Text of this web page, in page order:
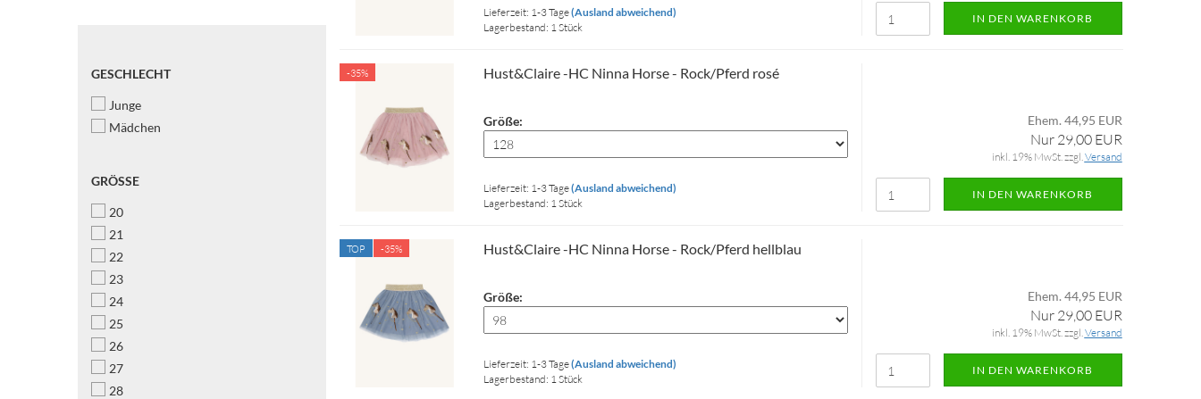
Lieferzeit: 1-3 Tage(Ausland abweichend)
Lagerbestand: 1 Stück
IN DEN WARENKORB
-35% Hust&Claire -HC Ninna Horse - Rock/Pferd rosé
Größe:
Lieferzeit: 1-3 Tage(Ausland abweichend)
Lagerbestand: 1 Stück
Ehem. 44,95 EUR
Nur 29,00 EUR
inkl. 19% MwSt. zzgl.Versand
IN DEN WARENKORB
TOP -35% Hust&Claire -HC Ninna Horse - Rock/Pferd hellblau
Größe:
Lieferzeit: 1-3 Tage(Ausland abweichend)
Lagerbestand: 1 Stück
Ehem. 44,95 EUR
Nur 29,00 EUR
inkl. 19% MwSt. zzgl.Versand
IN DEN WARENKORB
GESCHLECHT
GESCHLECHT
Junge
Mädchen
GRÖSSE
GRÖSSE
20
21
22
23
24
25
26
27
28